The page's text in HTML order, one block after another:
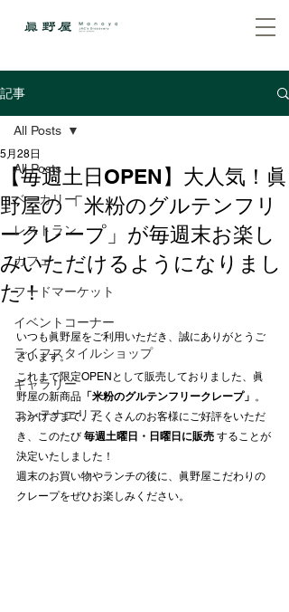
記事
All Posts
ベーカリー
レストラン
カフェ
フードマーケット
イベントコーナー
ライフスタイルショップ
ギャラリー
コンテナエリア
All Posts
【毎週土日OPEN】大人気！眞
野屋の「米粉のグルテンフリ
ークレープ」が毎週末お楽し
みいただけるようになりまし
た！
5月28日
いつも眞野屋をご利用いただき、誠にありがとうご
ざいます。
これまで限定OPENとして販売しておりました、眞
野屋の新商品 「米粉のグルテンフリークレープ」 。
おかげさまで、たくさんのお客様にご好評をいただ
き、このたび 毎週土曜日・日曜日に販売 することが
決定いたしました！
週末のお買い物やランチの後に、眞野屋こだわりの
クレープをぜひお楽しみください。